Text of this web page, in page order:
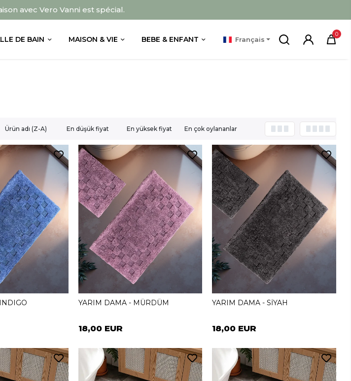
avec Vero Vanni est spécial.
DE BAIN MAISON & VIE BEBE & ENFANT Français
0
Ürün adı (Z-A) En düşük fiyat En yüksek fiyat En çok oylananlar
YARIM DAMA - MÜRDÜM
18,00 EUR
YARIM DAMA - SİYAH
18,00 EUR